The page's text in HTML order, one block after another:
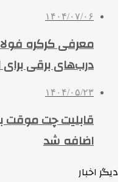
۱۴۰۴/۰۷/۰۶
درب‌های برقی برای
۱۴۰۴/۰۵/۲۳
قابلیت چت
اضافه شد
دیگر اخبار